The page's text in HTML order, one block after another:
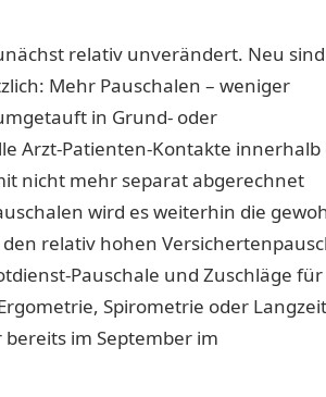
relativ unverändert. Neu
Mehr Pauschalen – weniger
in Grund- oder
Arzt-Patienten-Kontakte innerhalb
nicht mehr separat abgerechnet
wird es weiterhin die
relativ hohen
Pauschale und Zuschläge für
Spirometrie oder
bereits im September im